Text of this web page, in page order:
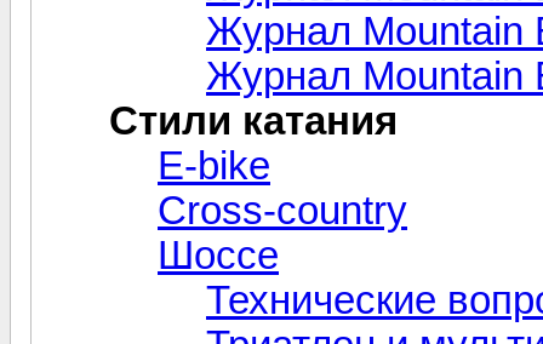
Журнал Mountain
Журнал Mountain
Стили катания
E-bike
Cross-сountry
Шоссе
Технические